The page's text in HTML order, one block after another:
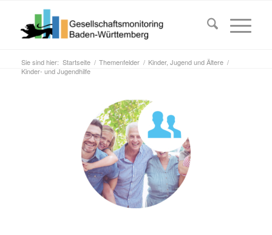
Sie sind hier: Startseite / Themenfelder / Kinder, Jugend und Ältere /
Kinder- und Jugendhilfe